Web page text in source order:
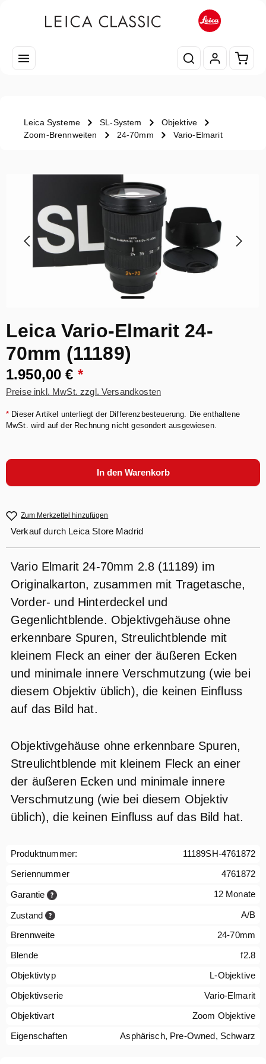
Leica Systeme SL-System
Objektive
Zoom-Brennweiten
24-70mm Vario-Elmarit
Leica Vario-Elmarit 24-
70mm (11189)
1.950,00 € *
Preise inkl. MwSt. zzgl. Versandkosten
* Dieser Artikel unterliegt der Differenzbesteuerung. Die enthaltene
MwSt. wird auf der Rechnung nicht gesondert ausgewiesen.
In den Warenkorb
Zum Merkzettel hinzufügen
Verkauf durch Leica Store Madrid
Vario Elmarit 24-70mm 2.8 (11189) im
Originalkarton, zusammen mit Tragetasche,
Vorder- und Hinterdeckel und
Gegenlichtblende. Objektivgehäuse ohne
erkennbare Spuren, Streulichtblende mit
kleinem Fleck an einer der äußeren Ecken
und minimale innere Verschmutzung (wie bei
diesem Objektiv üblich), die keinen Einfluss
auf das Bild hat.
Objektivgehäuse ohne erkennbare Spuren,
Streulichtblende mit kleinem Fleck an einer
der äußeren Ecken und minimale innere
Verschmutzung (wie bei diesem Objektiv
üblich), die keinen Einfluss auf das Bild hat.
Produktnummer:
11189SH-4761872
Seriennummer
4761872
Garantie 12 Monate
Zustand A/B
Brennweite
24-70mm
Blende
f2.8
Objektivtyp
L-Objektive
Objektivserie
Vario-Elmarit
Objektivart
Zoom Objektive
Eigenschaften
Asphärisch, Pre-Owned, Schwarz